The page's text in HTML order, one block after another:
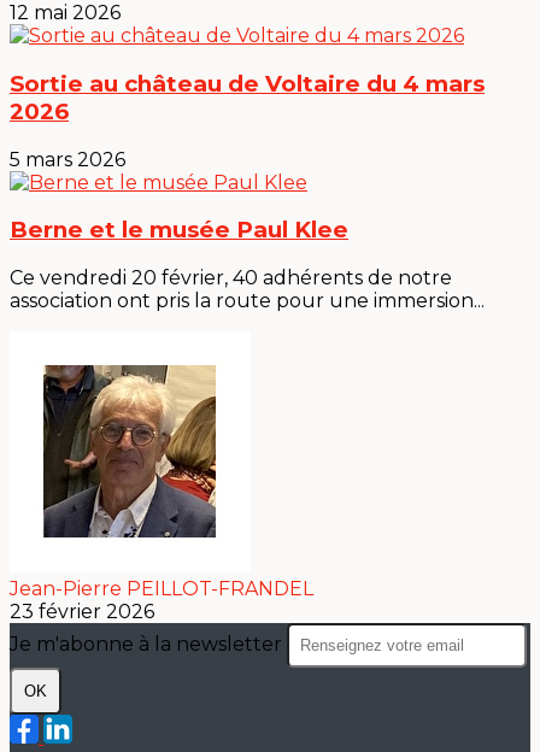
12 mai 2026
Sortie au château de Voltaire du 4 mars
2026
5 mars 2026
Berne et le musée Paul Klee
Ce vendredi 20 février, 40 adhérents de notre
association ont pris la route pour une immersion...
Jean-Pierre PEILLOT-FRANDEL
23 février 2026
Je m'abonne à la newsletter
OK